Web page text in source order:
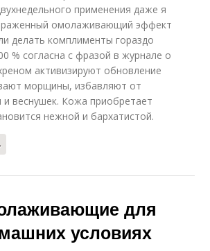
применения даже я
омолаживающий эффект
делать комплименты гораздо
% согласна с фразой в журнале о
активизируют обновление
морщины, избавляют от
и веснушек. Кожа приобретает
нежной и бархатистой.
для
условиях